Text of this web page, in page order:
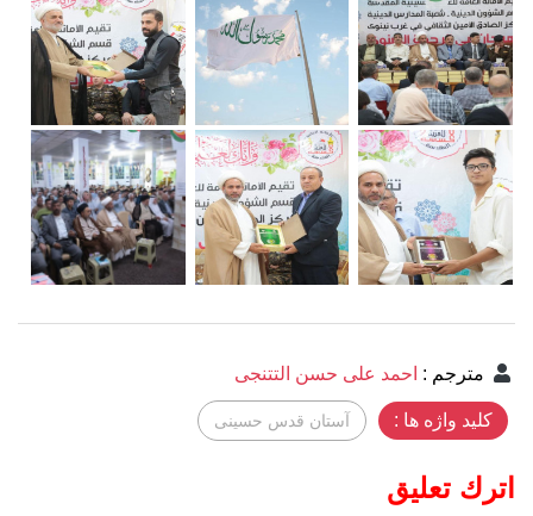
مترجم : احمد علی حسن التتنجی
کلید واژه ها : آستان قدس حسینی
اترك تعليق